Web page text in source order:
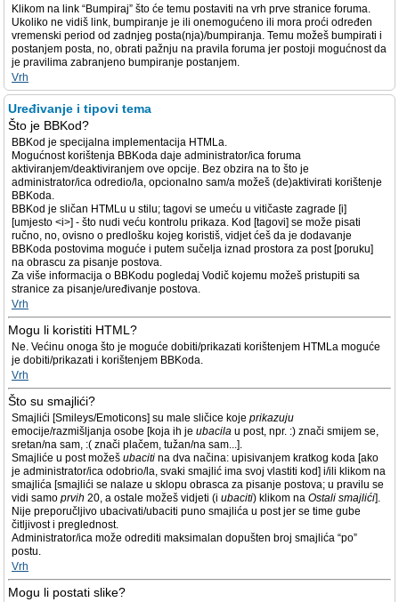
Klikom na link “Bumpiraj” što će temu postaviti na vrh prve stranice foruma.
Ukoliko ne vidiš link, bumpiranje je ili onemogućeno ili mora proći određen
vremenski period od zadnjeg posta(nja)/bumpiranja. Temu možeš bumpirati i
postanjem posta, no, obrati pažnju na pravila foruma jer postoji mogućnost da
je pravilima zabranjeno bumpiranje postanjem.
Vrh
Uređivanje i tipovi tema
Što je BBKod?
BBKod je specijalna implementacija HTMLa.
Mogućnost korištenja BBKoda daje administrator/ica foruma
aktiviranjem/deaktiviranjem ove opcije. Bez obzira na to što je
administrator/ica odredio/la, opcionalno sam/a možeš (de)aktivirati korištenje
BBKoda.
BBKod je sličan HTMLu u stilu; tagovi se umeću u vitičaste zagrade [i]
[umjesto <i>] - što nudi veću kontrolu prikaza. Kod [tagovi] se može pisati
ručno, no, ovisno o predlošku kojeg koristiš, vidjet ćeš da je dodavanje
BBKoda postovima moguće i putem sučelja iznad prostora za post [poruku]
na obrascu za pisanje postova.
Za više informacija o BBKodu pogledaj Vodič kojemu možeš pristupiti sa
stranice za pisanje/uređivanje postova.
Vrh
Mogu li koristiti HTML?
Ne. Većinu onoga što je moguće dobiti/prikazati korištenjem HTMLa moguće
je dobiti/prikazati i korištenjem BBKoda.
Vrh
Što su smajlići?
Smajlići [Smileys/Emoticons] su male sličice koje prikazuju
emocije/razmišljanja osobe [koja ih je ubacila u post, npr. :) znači smijem se,
sretan/na sam, :( znači plačem, tužan/na sam...].
Smajliće u post možeš ubaciti na dva načina: upisivanjem kratkog koda [ako
je administrator/ica odobrio/la, svaki smajlić ima svoj vlastiti kod] i/ili klikom na
smajlića [smajlići se nalaze u sklopu obrasca za pisanje postova; u pravilu se
vidi samo prvih 20, a ostale možeš vidjeti (i ubaciti) klikom na Ostali smajlići].
Nije preporučljivo ubacivati/ubaciti puno smajlića u post jer se time gube
čitljivost i preglednost.
Administrator/ica može odrediti maksimalan dopušten broj smajlića “po”
postu.
Vrh
Mogu li postati slike?